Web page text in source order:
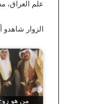
علم العراق،
الزوار شاهدو
من هو